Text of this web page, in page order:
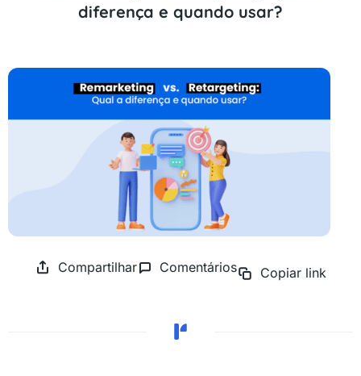
diferença e quando usar?
Compartilhar Comentários Copiar link